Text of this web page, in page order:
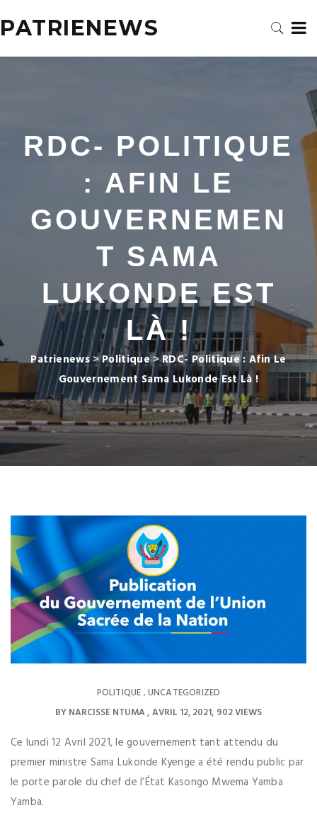
PATRIENEWS
RDC- POLITIQUE
: AFIN LE
GOUVERNEMEN
T SAMA
LUKONDE EST
LÀ !
Patrienews>Politique>RDC- Politique : Afin Le
Gouvernement Sama Lukonde Est Là !
POLITIQUE ,UNCATEGORIZED
BYNARCISSE NTUMA AVRIL 12, 2021 902 VIEWS
Ce lundi 12 Avril 2021, le gouvernement tant attendu du
premier ministre Sama Lukonde Kyenge a été rendu public par
le porte parole du chef de l’État Kasongo Mwema Yamba
Yamba.